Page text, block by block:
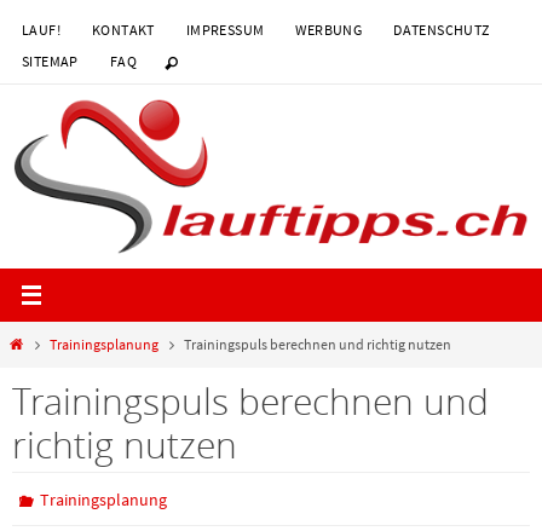
Zum
Inhalt
LAUF! KONTAKT IMPRESSUM WERBUNG
DATENSCHUTZ
SITEMAP
FAQ
StartTrainingsplanung Trainingspuls berechnen und richtig nutzen
Trainingspuls berechnen und
richtig nutzen
Trainingsplanung